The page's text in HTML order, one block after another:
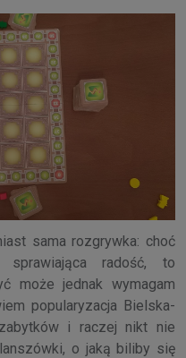
sama rozgrywka: choć
radość, to
może jednak wymagam
popularyzacja Bielska-
i raczej nikt nie
o jaką biliby się